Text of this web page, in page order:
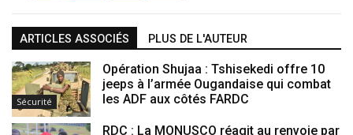
ARTICLES ASSOCIÉS PLUS DE L'AUTEUR
Sécurité
Opération Shujaa : Tshisekedi offre 10
jeeps à l’armée Ougandaise qui combat
les ADF aux côtés FARDC
RDC : La MONUSCO réagit au renvoie par